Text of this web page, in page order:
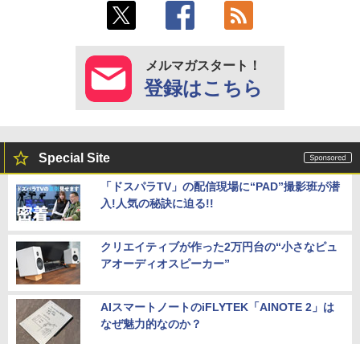
メルマガスタート！
登録はこちら
Special Site
「ドスパラTV」の配信現場に“PAD”撮影班が潜
入!人気の秘訣に迫る!!
クリエイティブが作った2万円台の“小さなピュ
アオーディオスピーカー”
AIスマートノートのiFLYTEK「AINOTE 2」は
なぜ魅力的なのか？